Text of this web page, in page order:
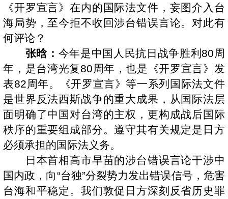
《开罗宣言》在内的国际法文件，妄图介入台
海局势，至今拒不收回涉台错误言论。对此有
何评论？
张晗： 今年是中国人民抗日战争胜利80周
年，是台湾光复80周年，也是《开罗宣言》发
表82周年。《开罗宣言》等一系列国际法文件
是世界反法西斯战争的重大成果，从国际法层
面明确了中国对台湾的主权，更构成战后国际
秩序的重要组成部分。遵守其有关规定是日方
必须承担的国际法义务。
日本首相高市早苗的涉台错误言论干涉中
国内政，向“台独”分裂势力发出错误信号，危害
台海和平稳定。我们敦促日方深刻反省历史罪